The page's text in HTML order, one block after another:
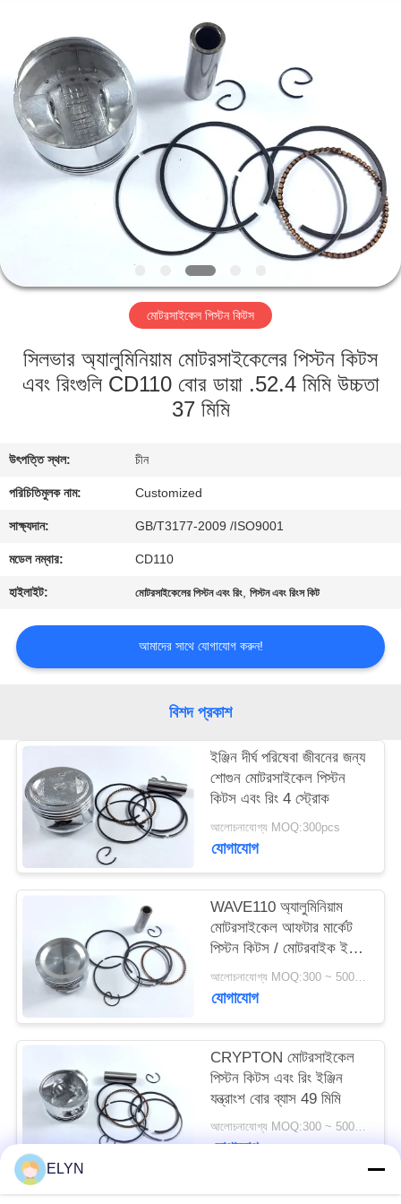
বাড়ি
পণ্য
আমাদের
সম্পর্কে
কারখানা
ভ্রমণ
নিয়ন্ত্রণ
উদ্ধৃতির
জন্য
আবেদন
সাইট
ম্যাপ
PRIVACY
POLICY
Co.,Ltd..
Rights
Reserved.
মোটরসাইকেল পিস্টন কিটস
সিলভার অ্যালুমিনিয়াম মোটরসাইকেলের পিস্টন কিটস
এবং রিংগুলি CD110 বোর ডায়া .52.4 মিমি উচ্চতা
37 মিমি
উৎপত্তি স্থল: চীন
পরিচিতিমুলক নাম: Customized
সাক্ষ্যদান: GB/T3177-2009 /ISO9001
মডেল নম্বার: CD110
হাইলাইট: মোটরসাইকেলের পিস্টন এবং রিং,পিস্টন এবং রিংস কিট
আমাদের সাথে যোগাযোগ করুন!
বিশদ প্রকাশ
ইঞ্জিন দীর্ঘ পরিষেবা জীবনের জন্য
শোগুন মোটরসাইকেল পিস্টন
কিটস এবং রিং 4 স্ট্রোক
আলোচনাযোগ্য MOQ:300pcs
যোগাযোগ
WAVE110 অ্যালুমিনিয়াম
মোটরসাইকেল আফটার মার্কেট
পিস্টন কিটস / মোটরবাইক ইঞ্জিন
আলোচনাযোগ্য MOQ:300 ~ 500sets সরানোর জন্য ফিরে
যোগাযোগ
CRYPTON মোটরসাইকেল
পিস্টন কিটস এবং রিং ইঞ্জিন
যন্ত্রাংশ বোর ব্যাস 49 মিমি
আলোচনাযোগ্য MOQ:300 ~ 500sets সরানোর জন্য ফিরে
যোগাযোগ
ELYN